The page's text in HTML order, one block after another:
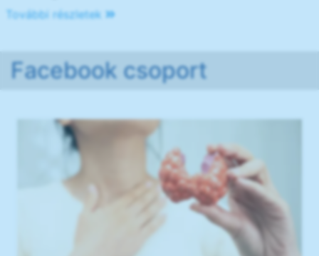
További részletek
Facebook csoport